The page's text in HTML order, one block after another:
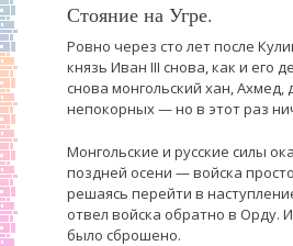
Стояние на Угре.
Ровно через сто лет после
князь Иван III снова, как и его
снова монгольский хан,
непокорных — но в этот раз
Монгольские и русские силы
поздней осени — войска
решаясь перейти в
отвел войска обратно в Орду.
было сброшено.